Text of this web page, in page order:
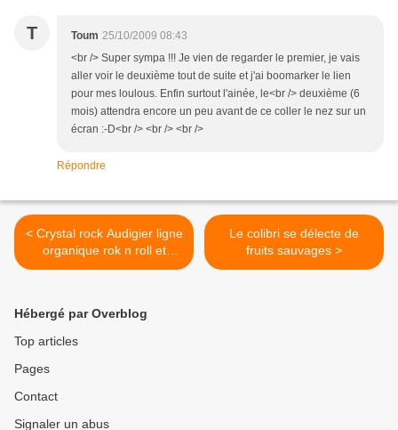
T Toum 25/10/2009 08:43
<br /> Super sympa !!! Je vien de regarder le premier, je vais
aller voir le deuxième tout de suite et j'ai boomarker le lien
pour mes loulous. Enfin surtout l'ainée, le<br /> deuxième (6
mois) attendra encore un peu avant de ce coller le nez sur un
écran :-D<br /> <br /> <br />
Répondre
< Crystal rock Audigier ligne
organique rok n roll et
magasin développement
Le colibri se délecte de
fruits sauvages >
Hébergé par Overblog
Top articles
Pages
Contact
Signaler un abus